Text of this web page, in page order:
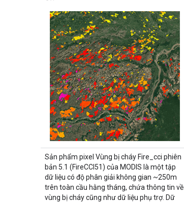
Sản phẩm pixel Vùng bị cháy Fire_cci phiên
bản 5.1 (FireCCI51) của MODIS là một tập
dữ liệu có độ phân giải không gian ~250m
trên toàn cầu hằng tháng, chứa thông tin về
vùng bị cháy cũng như dữ liệu phụ trợ. Dữ